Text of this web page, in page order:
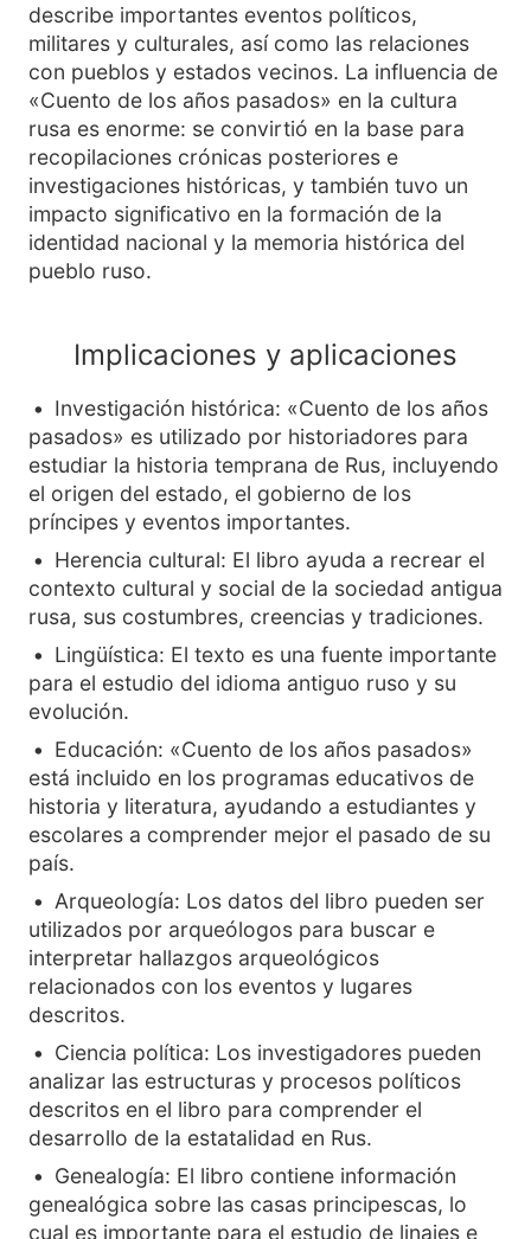
describe importantes eventos políticos,
militares y culturales, así como las relaciones
con pueblos y estados vecinos. La influencia de
«Cuento de los años pasados» en la cultura
rusa es enorme: se convirtió en la base para
recopilaciones crónicas posteriores e
investigaciones históricas, y también tuvo un
impacto significativo en la formación de la
identidad nacional y la memoria histórica del
pueblo ruso.
Implicaciones y aplicaciones
Investigación histórica: «Cuento de los años
pasados» es utilizado por historiadores para
estudiar la historia temprana de Rus, incluyendo
el origen del estado, el gobierno de los
príncipes y eventos importantes.
Herencia cultural: El libro ayuda a recrear el
contexto cultural y social de la sociedad antigua
rusa, sus costumbres, creencias y tradiciones.
Lingüística: El texto es una fuente importante
para el estudio del idioma antiguo ruso y su
evolución.
Educación: «Cuento de los años pasados»
está incluido en los programas educativos de
historia y literatura, ayudando a estudiantes y
escolares a comprender mejor el pasado de su
país.
Arqueología: Los datos del libro pueden ser
utilizados por arqueólogos para buscar e
interpretar hallazgos arqueológicos
relacionados con los eventos y lugares
descritos.
Ciencia política: Los investigadores pueden
analizar las estructuras y procesos políticos
descritos en el libro para comprender el
desarrollo de la estatalidad en Rus.
Genealogía: El libro contiene información
genealógica sobre las casas principescas, lo
cual es importante para el estudio de linajes e